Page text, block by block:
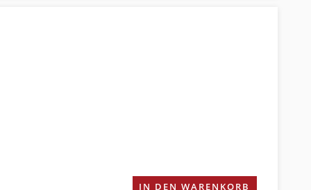
IN DEN WARENKORB